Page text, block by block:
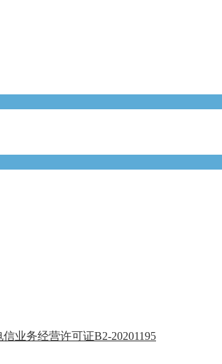
业务经营许可证B2-20201195